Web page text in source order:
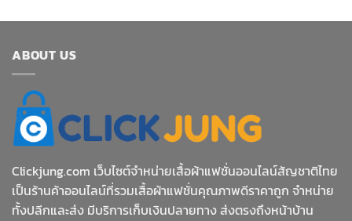
ABOUT US
Clickjung.com เว็บไซต์จำหน่ายเสื้อผ้าแฟชั่นออนไลน์สัญชาติไทย
เป็นร้านค้าออนไลน์ที่รวมเสื้อผ้าแฟชั่นคุณภาพดีราคาถูก จำหน่าย
ทั้งปลีกและส่ง มีบริการเก็บเงินปลายทาง ส่งตรงถึงหน้าบ้าน